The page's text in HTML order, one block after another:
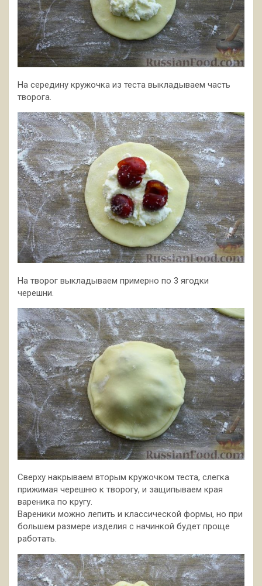
На середину кружочка из теста выкладываем часть
творога.
На творог выкладываем примерно по 3 ягодки
черешни.
Сверху накрываем вторым кружочком теста, слегка
прижимая черешню к творогу, и защипываем края
вареника по кругу.
Вареники можно лепить и классической формы, но при
большем размере изделия с начинкой будет проще
работать.